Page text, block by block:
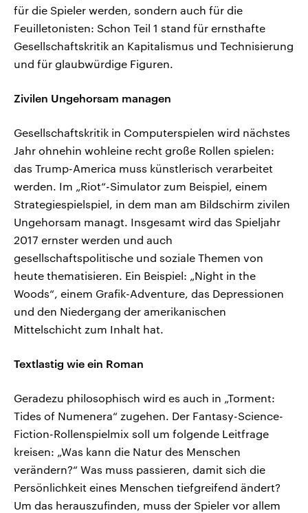
für die Spieler werden, sondern auch für die
Feuilletonisten: Schon Teil 1 stand für ernsthafte
Gesellschaftskritik an Kapitalismus und Technisierung
und für glaubwürdige Figuren.
Zivilen Ungehorsam managen
Gesellschaftskritik in Computerspielen wird nächstes
Jahr ohnehin wohleine recht große Rollen spielen:
das Trump-America muss künstlerisch verarbeitet
werden. Im „Riot“-Simulator zum Beispiel, einem
Strategiespielspiel, in dem man am Bildschirm zivilen
Ungehorsam managt. Insgesamt wird das Spieljahr
2017 ernster werden und auch
gesellschaftspolitische und soziale Themen von
heute thematisieren. Ein Beispiel: „Night in the
Woods“, einem Grafik-Adventure, das Depressionen
und den Niedergang der amerikanischen
Mittelschicht zum Inhalt hat.
Textlastig wie ein Roman
Geradezu philosophisch wird es auch in „Torment:
Tides of Numenera“ zugehen. Der Fantasy-Science-
Fiction-Rollenspielmix soll um folgende Leitfrage
kreisen: „Was kann die Natur des Menschen
verändern?“ Was muss passieren, damit sich die
Persönlichkeit eines Menschen tiefgreifend ändert?
Um das herauszufinden, muss der Spieler vor allem